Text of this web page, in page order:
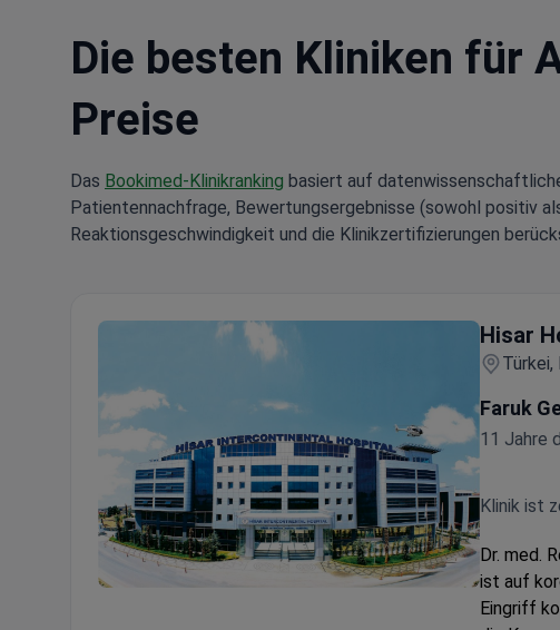
Die besten Kliniken für
Preise
Das Bookimed-Klinikranking basiert auf
Patientennachfrage, Bewertungsergebnisse (sowohl positiv
Reaktionsgeschwindigkeit und die Klinikzertifizierungen
Hisar
Türkei,
Faruk
11 Jahre
Klinik ist
Dr. med.
ist auf
Eingriff